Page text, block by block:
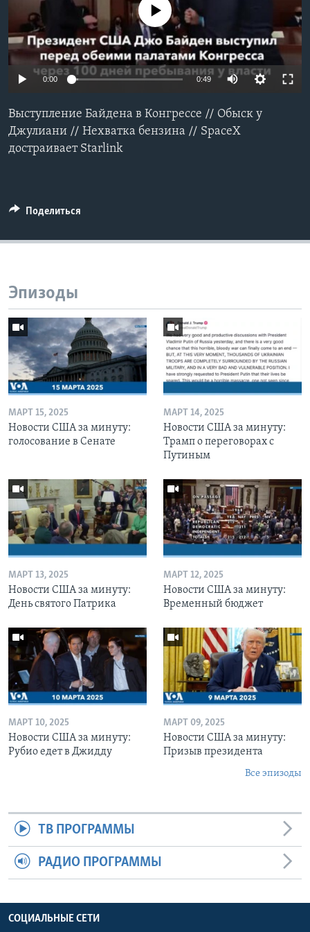
Learning English
СОЦИАЛЬНЫЕ СЕТИ
Языки
No media source currently available
0:00 0:49
Выступление Байдена в Конгрессе // Обыск у
Джулиани // Нехватка бензина // SpaceX
достраивает Starlink
Поделиться
Эпизоды
МАРТ 15, 2025
Новости США за минуту:
голосование в Сенате
МАРТ 14, 2025
Новости США за минуту:
Трамп о переговорах с
Путиным
МАРТ 13, 2025
Новости США за минуту:
День святого Патрика
МАРТ 12, 2025
Новости США за минуту:
Временный бюджет
МАРТ 10, 2025
Новости США за минуту:
Рубио едет в Джидду
МАРТ 09, 2025
Новости США за минуту:
Призыв президента
Все эпизоды
ТВ ПРОГРАММЫ
РАДИО ПРОГРАММЫ
СОЦИАЛЬНЫЕ СЕТИ